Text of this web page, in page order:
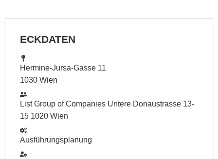
ECKDATEN
Hermine-Jursa-Gasse 11
1030 Wien
List Group of Companies Untere Donaustrasse 13-
15 1020 Wien
Ausführungsplanung